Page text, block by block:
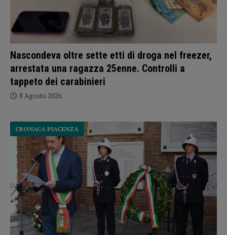
Nascondeva oltre sette etti di droga nel freezer,
arrestata una ragazza 25enne. Controlli a
tappeto dei carabinieri
8 Agosto 2026
CRONACA PIACENZA